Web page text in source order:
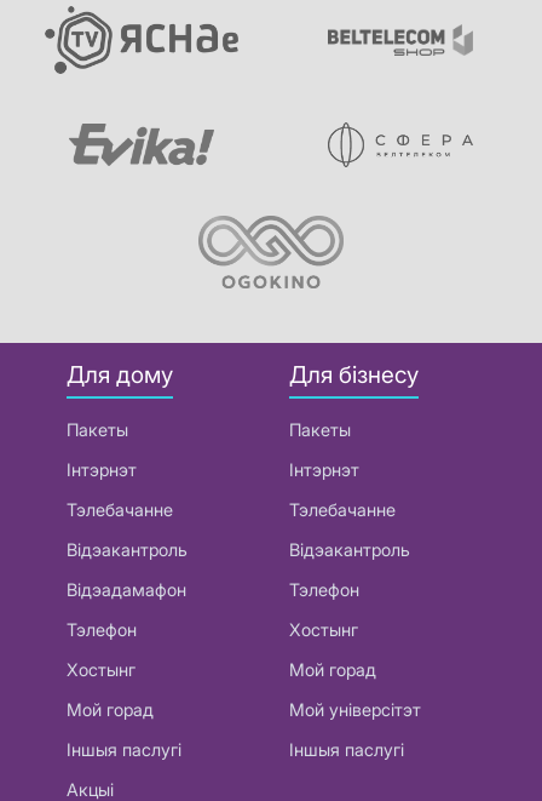
Для дому
Пакеты
Інтэрнэт
Тэлебачанне
Відэакантроль
Відэадамафон
Тэлефон
Хостынг
Мой горад
Іншыя паслугі
Акцыі
Для бізнесу
Пакеты
Інтэрнэт
Тэлебачанне
Відэакантроль
Тэлефон
Хостынг
Мой горад
Мой універсітэт
Іншыя паслугі